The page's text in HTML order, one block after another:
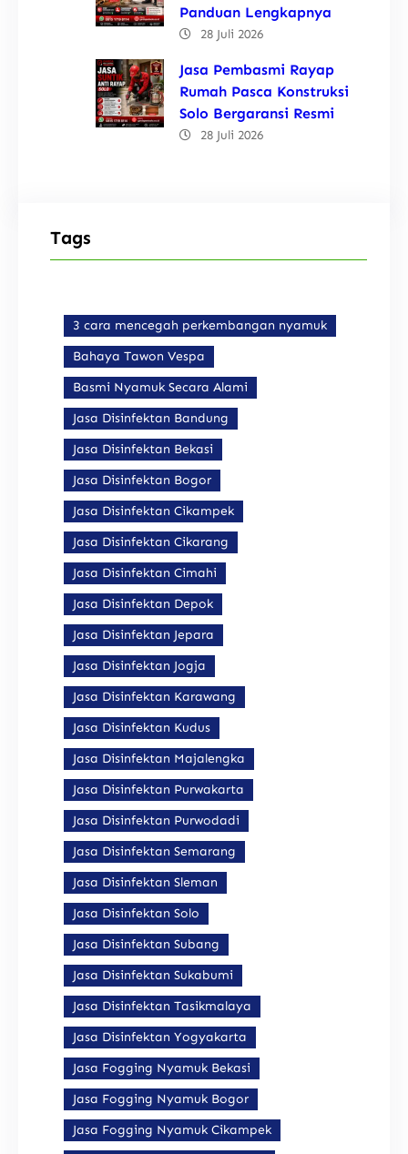
Panduan Lengkapnya
28 Juli 2026
Jasa Pembasmi Rayap
Rumah Pasca Konstruksi
Solo Bergaransi Resmi
28 Juli 2026
Tags
3 cara mencegah perkembangan nyamuk
Bahaya Tawon Vespa
Basmi Nyamuk Secara Alami
Jasa Disinfektan Bandung
Jasa Disinfektan Bekasi
Jasa Disinfektan Bogor
Jasa Disinfektan Cikampek
Jasa Disinfektan Cikarang
Jasa Disinfektan Cimahi
Jasa Disinfektan Depok
Jasa Disinfektan Jepara
Jasa Disinfektan Jogja
Jasa Disinfektan Karawang
Jasa Disinfektan Kudus
Jasa Disinfektan Majalengka
Jasa Disinfektan Purwakarta
Jasa Disinfektan Purwodadi
Jasa Disinfektan Semarang
Jasa Disinfektan Sleman
Jasa Disinfektan Solo
Jasa Disinfektan Subang
Jasa Disinfektan Sukabumi
Jasa Disinfektan Tasikmalaya
Jasa Disinfektan Yogyakarta
Jasa Fogging Nyamuk Bekasi
Jasa Fogging Nyamuk Bogor
Jasa Fogging Nyamuk Cikampek